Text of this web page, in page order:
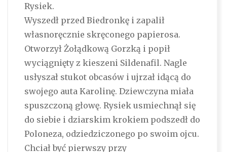
Rysiek.
Wyszedł przed Biedronkę i zapalił
własnoręcznie skręconego papierosa.
Otworzył Żołądkową Gorzką i popił
wyciągnięty z kieszeni Sildenafil. Nagle
usłyszał stukot obcasów i ujrzał idącą do
swojego auta Karolinę. Dziewczyna miała
spuszczoną głowę. Rysiek usmiechnął się
do siebie i dziarskim krokiem podszedł do
Poloneza, odziedziczonego po swoim ojcu.
Chciał być pierwszy przy